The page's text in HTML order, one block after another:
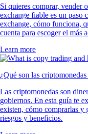
Si quieres comprar, vender
exchange fiable es un paso
exchange, cómo funciona,
cuenta para escoger el más
Learn more
¿Qué son las
Las criptomonedas son
gobiernos. En esta guía te
existen, cómo comprarlas y
riesgos y beneficios.